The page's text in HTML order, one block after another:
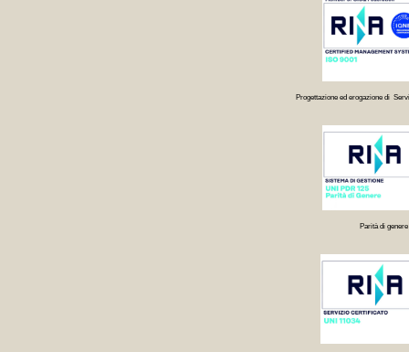
Progettazione ed erogazione di
Parità di genere